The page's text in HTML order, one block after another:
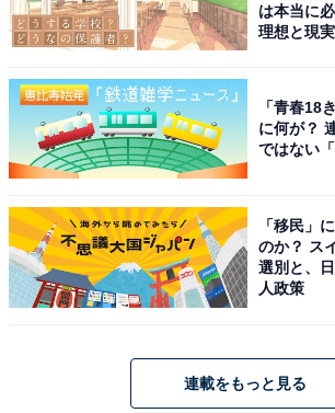
回答者からは「芦ノ湖や富士山を望む
根駅伝の熱気を感じつつ、冷えた体に
沁みるから」（30代男性／滋賀県）、
を望む絶景スポットで、初日の出や初
て訪れるのに最適。箱根観光の拠点と
富士山と芦ノ湖を望む“峠の見晴らし台
で、年の終わりと始まりを、澄んだ空
中で迎えるにはぴったりだから」（50
※回答者からのコメントは原文ママです
は本当に
理想と現実
「青春18
に何が？
ではない
「移民」
のか？ ス
選別と、
人政策
連載をもっと見る